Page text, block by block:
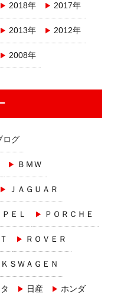
2018年 2017年
2013年 2012年
2008年
ログ
ＢＭＷ
ＪＡＧＵＡＲ
ＰＥＬ ＰＯＲＣＨＥ
ＲＯＶＥＲ
ＳＷＡＧＥＮ
日産 ホンダ